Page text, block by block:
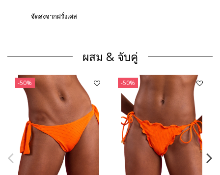
จัดส่งจากฝรั่งเศส
ผสม & จับคู่
-50% -50%